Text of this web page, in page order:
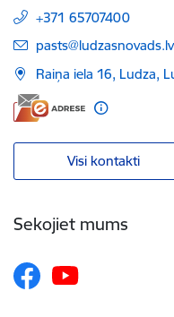
+371 65707400
E-pasts:
pasts@ludzasnovads.lv
Raiņa iela 16, Ludza,
Visi kontakti
Sekojiet mums